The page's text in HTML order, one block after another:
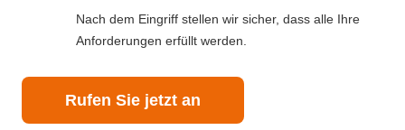
Nach dem Eingriff stellen wir sicher, dass alle Ihre
Anforderungen erfüllt werden.
Rufen Sie jetzt an